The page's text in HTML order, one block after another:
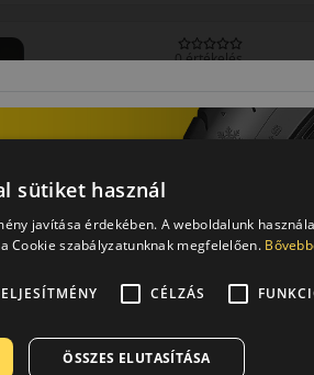
0 értékelés
0 értékelés
sütiket használ
javítása érdekében. A weboldalunk
Cookie szabályzatunknak megfelelően.
CÉLZÁS
ÖSSZES ELUTASÍTÁSA